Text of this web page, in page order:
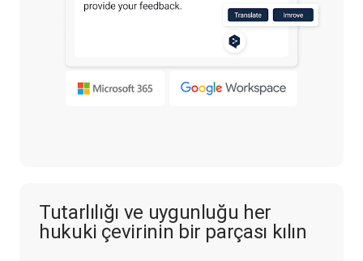
Tutarlılığı ve uygunluğu her
hukuki çevirinin bir parçası kılın